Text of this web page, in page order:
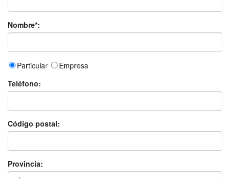
Nombre*:
Particular
Empresa
Teléfono:
Código postal:
Provincia: